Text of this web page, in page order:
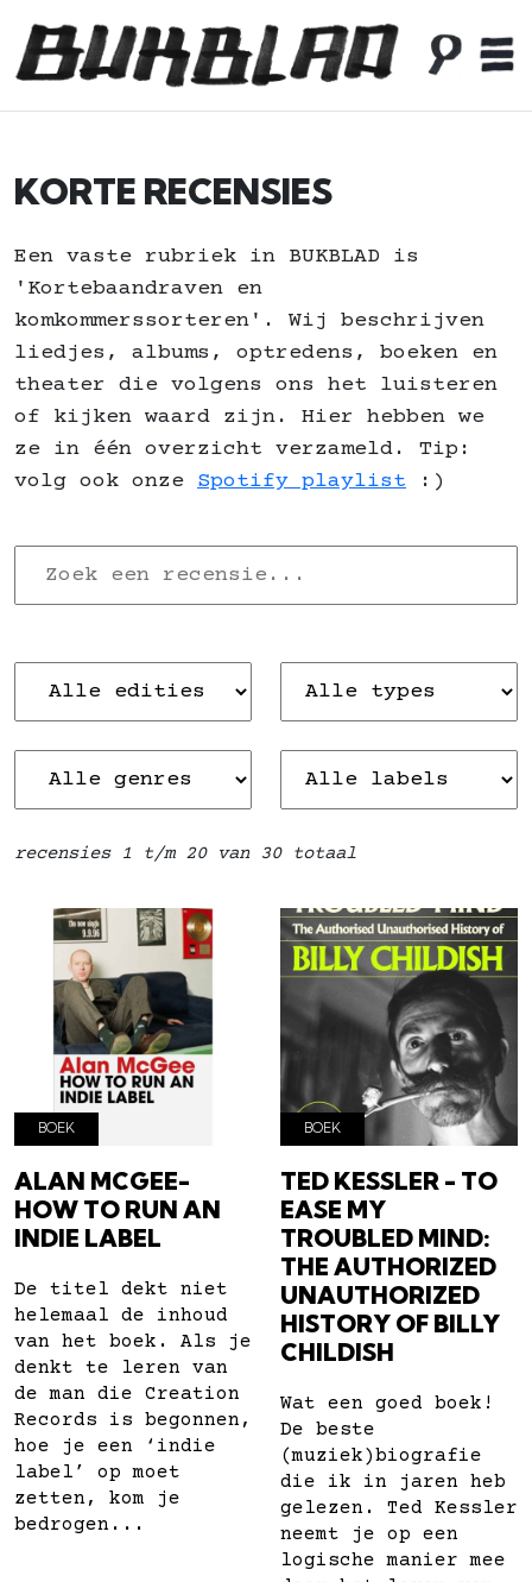
KORTE RECENSIES
Een vaste rubriek in BUKBLAD is
'Kortebaandraven en
komkommerssorteren'. Wij beschrijven
liedjes, albums, optredens, boeken en
theater die volgens ons het luisteren
of kijken waard zijn. Hier hebben we
ze in één overzicht verzameld. Tip:
volg ook onze Spotify playlist :)
recensies 1 t/m 20 van 30 totaal
BOEK
ALAN MCGEE-
HOW TO RUN AN
INDIE LABEL
De titel dekt niet
helemaal de inhoud
van het boek. Als je
denkt te leren van
de man die Creation
Records is begonnen,
hoe je een ‘indie
label’ op moet
zetten, kom je
bedrogen...
BOEK
TED KESSLER - TO
EASE MY
TROUBLED MIND:
THE AUTHORIZED
UNAUTHORIZED
HISTORY OF BILLY
CHILDISH
Wat een goed boek!
De beste
(muziek)biografie
die ik in jaren heb
gelezen. Ted Kessler
neemt je op een
logische manier mee